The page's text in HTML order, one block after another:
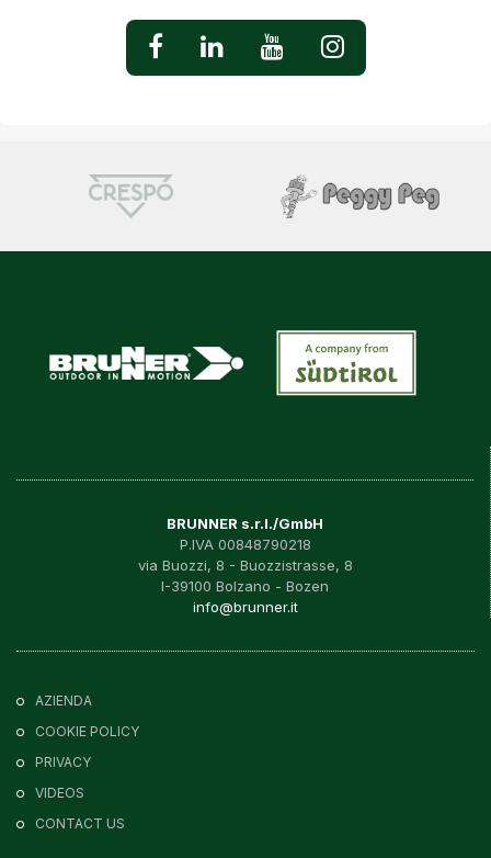
BRUNNER s.r.l./GmbH
P.IVA 00848790218
via Buozzi, 8 - Buozzistrasse, 8
I-39100 Bolzano - Bozen
info@brunner.it
AZIENDA
COOKIE POLICY
PRIVACY
VIDEOS
CONTACT US